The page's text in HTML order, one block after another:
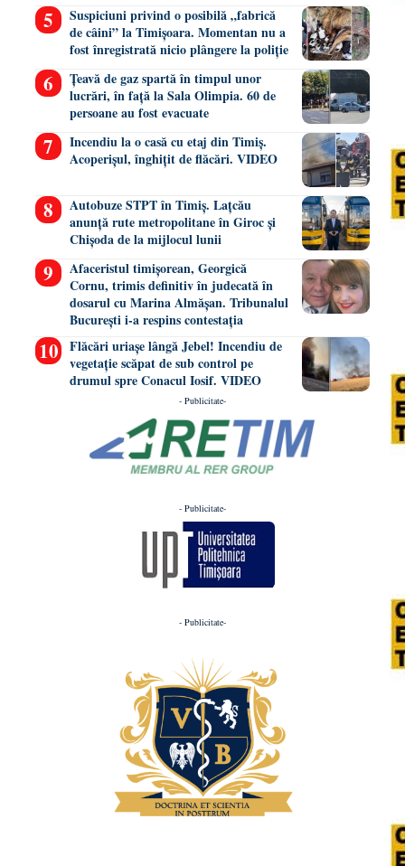
Suspiciuni privind o posibilă „fabrică
de câini” la Timișoara. Momentan nu a
fost înregistrată nicio plângere la poliție
Țeavă de gaz spartă în timpul unor
lucrări, în față la Sala Olimpia. 60 de
persoane au fost evacuate
Incendiu la o casă cu etaj din Timiș.
Acoperișul, înghițit de flăcări. VIDEO
Autobuze STPT în Timiș. Lațcău
anunță rute metropolitane în Giroc și
Chișoda de la mijlocul lunii
Afaceristul timișorean, Georgică
Cornu, trimis definitiv în judecată în
dosarul cu Marina Almășan. Tribunalul
București i-a respins contestația
Flăcări uriașe lângă Jebel! Incendiu de
vegetație scăpat de sub control pe
drumul spre Conacul Iosif. VIDEO
- Publicitate-
- Publicitate-
- Publicitate-